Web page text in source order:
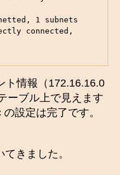
connected,
ト情報（172.16.16.0
ーブル上で見えます
設定は完了です。
きました。